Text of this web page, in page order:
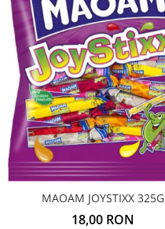
MAOAM JOYSTIXX 325G
18,00 RON